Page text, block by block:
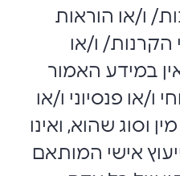
ו/או הוראות
הקרנות/ ו/או
במידע האמור
ו/או פנסיוני ו/או
וסוג שהוא, ואינו
אישי המותאם